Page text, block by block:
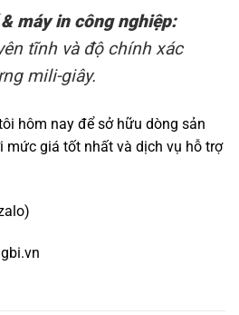
máy in công nghiệp:
tĩnh và độ chính xác
mili-giây.
hôm nay để sở hữu dòng sản
mức giá tốt nhất và dịch vụ hỗ trợ